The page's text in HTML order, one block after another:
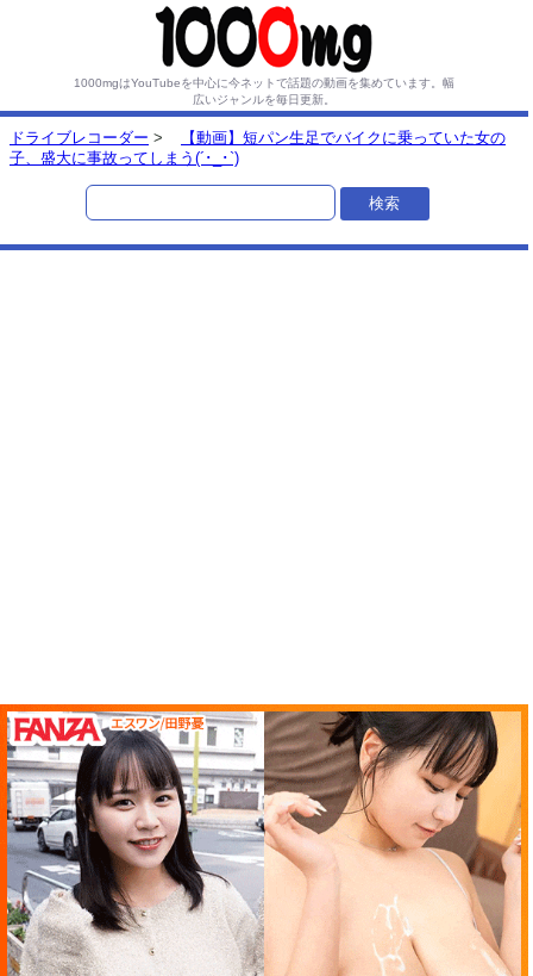
1000mgはYouTubeを中心に今ネットで話題の動画を集めています。 幅
広いジャンルを毎日更新。
ドライブレコーダー >
【動画】短パン生足でバイクに乗っていた女の
子、盛大に事故ってしまう(´･_･`)